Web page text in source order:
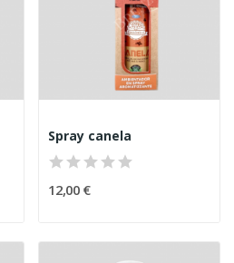
Spray canela
12,00 €